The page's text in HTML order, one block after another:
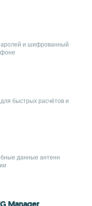
и шифрованный
быстрых расчётов и
данные антенн